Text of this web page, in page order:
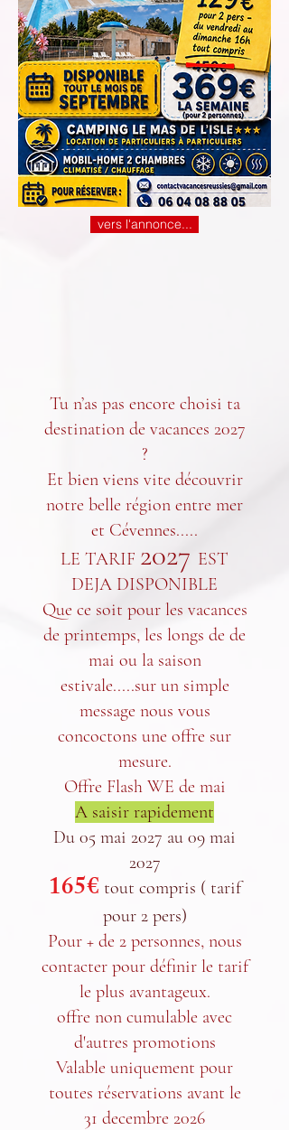
vers l'annonce...
Tu n’as pas encore choisi ta
destination de vacances 2027
?
Et bien viens vite découvrir
notre belle région entre mer
et Cévennes.....
LE TARIF 2027 EST
DEJA DISPONIBLE
Que ce soit pour les vacances
de printemps, les longs de de
mai ou la saison
estivale.....sur un simple
message nous vous
concoctons une offre sur
mesure.
Offre Flash WE de mai
A saisir rapidement
Du 05 mai 2027 au 09 mai
2027
165€ tout compris ( tarif
pour 2 pers)
Pour + de 2 personnes, nous
contacter pour définir le tarif
le plus avantageux.
offre non cumulable avec
d'autres promotions
Valable uniquement pour
toutes réservations avant le
31 decembre 2026